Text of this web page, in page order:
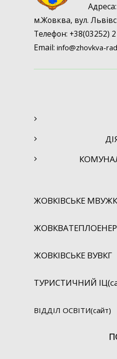
м.Жовква, вул.
Телефон: +38(03252)
Email: info@zhovkva-
ЖОВКІВСЬКЕ
ЖОВКІВСЬКЕ ВУВКГ
ТУРИСТИЧНИЙ
ВІДДІЛ ОСВІТИ(сайт)